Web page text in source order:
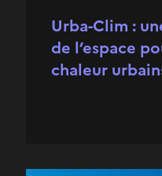
Urba-Clim :
de l’espace
chaleur